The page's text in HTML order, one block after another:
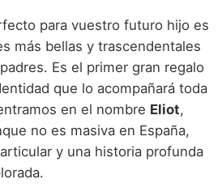
niño que empiezan por D
niño que empiezan por E
niño que empiezan por F
niño que empiezan por G
niño que empiezan por H
de Niño Asturianos
de Niño Baleares
de Niño Canarios
de Niño Cantabros
de Niño Castellanos
de Niño Celtas
de Niño Egipcios
de Niño Griegos
de Niño Mitologicos
de Niño Romanos
de Niño Alemanes
de Niño Americanos
de Niño Arabes
de Niño Chinos
de Niño Franceses
Buscar
para vuestro futuro hijo es
más bellas y trascendentales
Es el primer gran regalo
que lo acompañará toda
en el nombre Eliot,
no es masiva en España,
y una historia profunda